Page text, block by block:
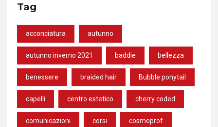
Tag
acconciatura autunno
autunno inverno 2021 baddie bellezza
benessere braided hair Bubble ponytail
capelli centro estetico cherry coded
comunicazioni corsi cosmoprof